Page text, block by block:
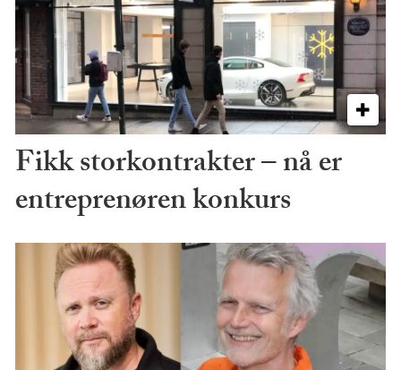
Fikk storkontrakter – nå er
entreprenøren konkurs